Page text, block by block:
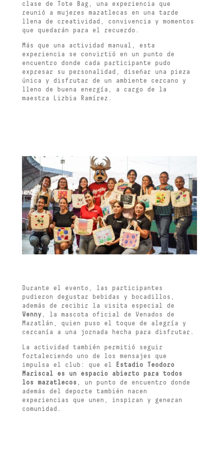
clase de Tote Bag, una experiencia que
reunió a mujeres mazatlecas en una tarde
llena de creatividad, convivencia y momentos
que quedarán para el recuerdo.
Más que una actividad manual, esta
experiencia se convirtió en un punto de
encuentro donde cada participante pudo
expresar su personalidad, diseñar una pieza
única y disfrutar de un ambiente cercano y
lleno de buena energía, a cargo de la
maestra Lizbia Ramírez.
Durante el evento, las participantes
pudieron degustar bebidas y bocadillos,
además de recibir la visita especial de
Venny, la mascota oficial de Venados de
Mazatlán, quien puso el toque de alegría y
cercanía a una jornada hecha para disfrutar.
La actividad también permitió seguir
fortaleciendo uno de los mensajes que
impulsa el club: que el
Estadio Teodoro
Mariscal es un espacio abierto para todos
los mazatlecos , un punto de encuentro donde
además del deporte también nacen
experiencias que unen, inspiran y generan
comunidad.